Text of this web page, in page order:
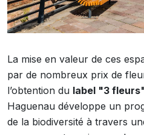
La mise en valeur de ces
par de nombreux prix de
l’obtention du label "3
Haguenau développe un
de la biodiversité à travers